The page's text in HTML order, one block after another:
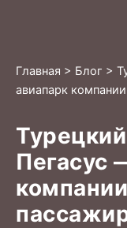
Главная > Блог >
авиапарк
Пегасус